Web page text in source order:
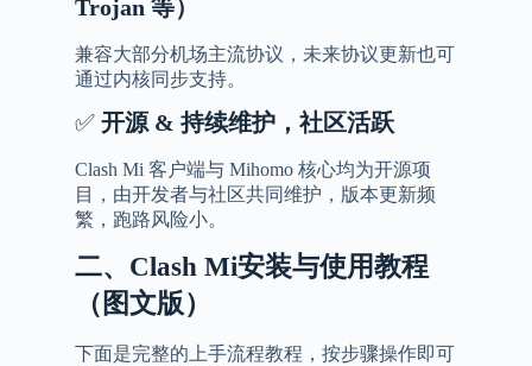
Trojan 等）
兼容大部分机场主流协议，未来协议更新也可
通过内核同步支持。
✅ 开源& 持续维护，社区活跃
Clash Mi 客户端与 Mihomo 核心均为开源项
目，由开发者与社区共同维护，版本更新频
繁，跑路风险小。
二、ClashMi安装与使用教程
（图文版）
下面是完整的上手流程教程，按步骤操作即可